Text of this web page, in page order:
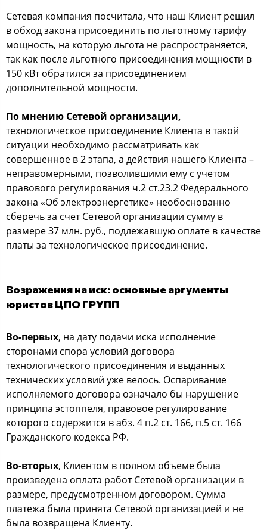
Сетевая компания посчитала, что наш Клиент решил
в обход закона присоединить по льготному тарифу
мощность, на которую льгота не распространяется,
так как после льготного присоединения мощности в
150 кВт обратился за присоединением
дополнительной мощности.
По мнению Сетевой организации,
технологическое присоединение Клиента в такой
ситуации необходимо рассматривать как
совершенное в 2 этапа, а действия нашего Клиента –
неправомерными, позволившими ему с учетом
правового регулирования ч.2 ст.23.2 Федерального
закона «Об электроэнергетике» необоснованно
сберечь за счет Сетевой организации сумму в
размере 37 млн. руб., подлежавшую оплате в качестве
платы за технологическое присоединение.
Возражения на иск: основные аргументы
юристов ЦПО ГРУПП
Во-первых, на дату подачи иска исполнение
сторонами спора условий договора
технологического присоединения и выданных
технических условий уже велось. Оспаривание
исполняемого договора означало бы нарушение
принципа эстоппеля, правовое регулирование
которого содержится в абз. 4 п.2 ст. 166, п.5 ст. 166
Гражданского кодекса РФ.
Во-вторых, Клиентом в полном объеме была
произведена оплата работ Сетевой организации в
размере, предусмотренном договором. Сумма
платежа была принята Сетевой организацией и не
была возвращена Клиенту.